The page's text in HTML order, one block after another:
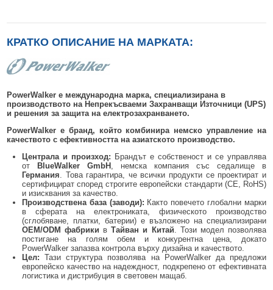
КРАТКО ОПИСАНИЕ НА МАРКАТА:
PowerWalker е международна марка, специализирана в
производството на Непрекъсваеми Захранващи Източници (UPS)
и решения за защита на електрозахранването.
PowerWalker е бранд, който комбинира немско управление на
качеството с ефективността на азиатското производство.
Централа и произход: Брандът е собственост и се управлява
от
BlueWalker GmbH , немска компания със седалище в
Германия. Това гарантира, че всички продукти се проектират и
сертифицират според строгите европейски стандарти (CE, RoHS)
и изисквания за качество.
Производствена база (заводи): Както повечето глобални марки
в сферата на електрониката, физическото производство
(сглобяване, платки, батерии) е възложено на специализирани
OEM/ODM фабрики вТайван и Китай. Този модел позволява
постигане на голям обем и конкурентна цена, докато
PowerWalker запазва контрола върху дизайна и качеството.
Цел: Тази структура позволява на PowerWalker да предложи
европейско качество на надеждност, подкрепено от ефективната
логистика и дистрибуция в световен мащаб.